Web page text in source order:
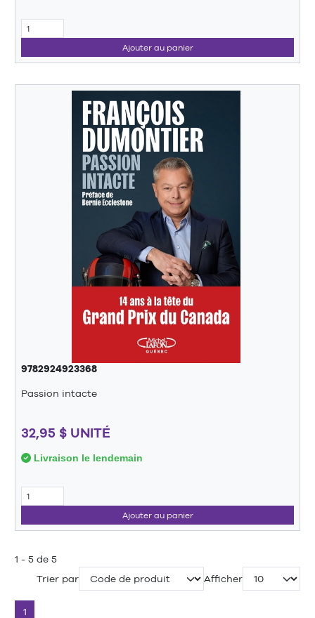
Ajouter au panier
9782924923368
Passion intacte
32,95 $ UNITÉ
Livraison le lendemain
Ajouter au panier
1 - 5 de 5
Trier par
Afficher
1